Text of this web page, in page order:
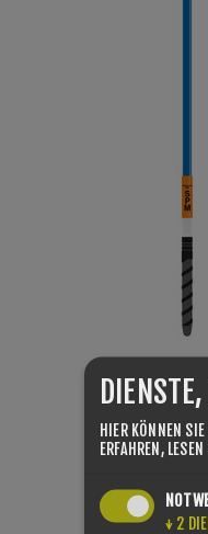
HIER KÖNNEN
ERFAHREN,
↓ 2